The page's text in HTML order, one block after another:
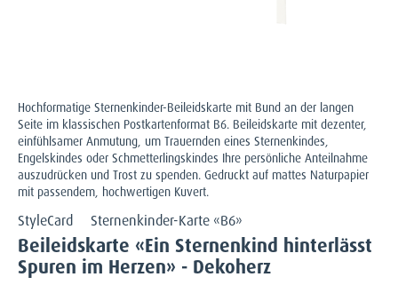
Hochformatige Sternenkinder-Beileidskarte mit Bund an der langen
Seite im klassischen Postkartenformat B6. Beileidskarte mit dezenter,
einfühlsamer Anmutung, um Trauernden eines Sternenkindes,
Engelskindes oder Schmetterlingskindes Ihre persönliche Anteilnahme
auszudrücken und Trost zu spenden. Gedruckt auf mattes Naturpapier
mit passendem, hochwertigen Kuvert.
StyleCard Sternenkinder-Karte «B6»
Beileidskarte «Ein Sternenkind hinterlässt
Spuren im Herzen» - Dekoherz